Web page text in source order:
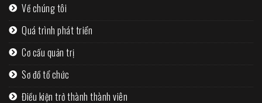
Về chúng tôi
Quá trình phát triển
Cơ cấu quản trị
Sơ đồ tổ chức
Điều kiện trở thành thành viên